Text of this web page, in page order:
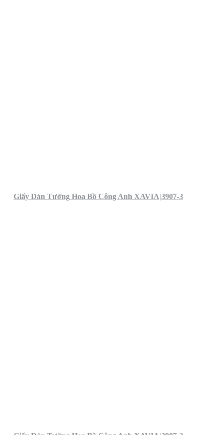
Giấy Dán Tường Hoa Bồ Công Anh XAVIA|3907-3